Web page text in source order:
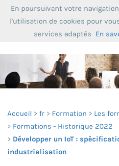
Accueil fr Formation
Les
Formations - Historique 2022
Développer un IoT :
industrialisation
En poursuivant votre
l'utilisation de cookies pour
services adaptés En